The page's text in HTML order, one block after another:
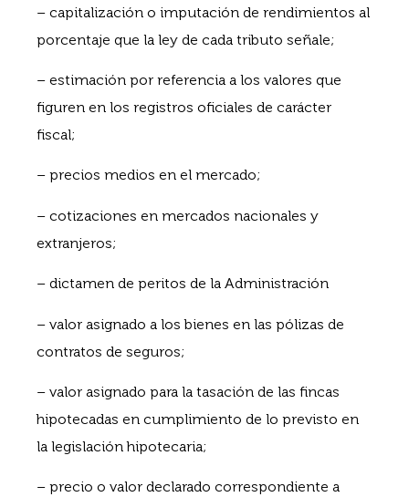
– capitalización o imputación de rendimientos al
porcentaje que la ley de cada tributo señale;
– estimación por referencia a los valores que
figuren en los registros oficiales de carácter
fiscal;
– precios medios en el mercado;
– cotizaciones en mercados nacionales y
extranjeros;
– dictamen de peritos de la Administración
– valor asignado a los bienes en las pólizas de
contratos de seguros;
– valor asignado para la tasación de las fincas
hipotecadas en cumplimiento de lo previsto en
la legislación hipotecaria;
– precio o valor declarado correspondiente a